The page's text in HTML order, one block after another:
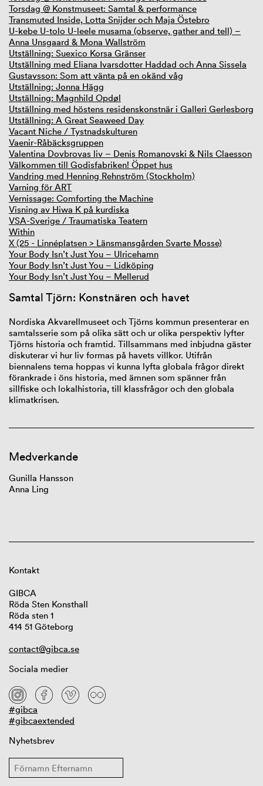
Torsdag @ Konstmuseet: Samtal & performance
Transmuted Inside, Lotta Snijder och Maja Östebro
U-kebe U-tolo U-leele musama (observe, gather and tell) –
Anna Unsgaard & Mona Wallström
Utställning: Suexico Korsa Gränser
Utställning med Eliana Ivarsdotter Haddad och Anna Sissela
Gustavsson: Som att vänta på en okänd våg
Utställning: Jonna Hägg
Utställning: Magnhild Opdøl
Utställning med höstens residenskonstnär i Galleri Gerlesborg
Utställning: A Great Seaweed Day
Vacant Niche / Tystnadskulturen
Vaenir-Råbäcksgruppen
Valentina Dovbrovas liv – Denis Romanovski & Nils Claesson
Välkommen till Godisfabriken! Öppet hus
Vandring med Henning Rehnström (Stockholm)
Varning för ART
Vernissage: Comforting the Machine
Visning av Hiwa K på kurdiska
VSA-Sverige / Traumatiska Teatern
Within
X (25 - Linnéplatsen > Länsmansgården Svarte Mosse)
Your Body Isn’t Just You – Ulricehamn
Your Body Isn’t Just You – Lidköping
Your Body Isn’t Just You – Mellerud
Samtal Tjörn: Konstnären och havet
Nordiska Akvarellmuseet och Tjörns kommun presenterar en
samtalsserie som på olika sätt och ur olika perspektiv lyfter
Tjörns historia och framtid. Tillsammans med inbjudna gäster
diskuterar vi hur liv formas på havets villkor. Utifrån
biennalens tema hoppas vi kunna lyfta globala frågor direkt
förankrade i öns historia, med ämnen som spänner från
sillfiske och lokalhistoria, till klassfrågor och den globala
klimatkrisen.
Medverkande
Gunilla Hansson
Anna Ling
Kontakt
GIBCA
Röda Sten Konsthall
Röda sten 1
414 51 Göteborg
contact@gibca.se
Sociala medier
#gibca
#gibcaextended
Nyhetsbrev